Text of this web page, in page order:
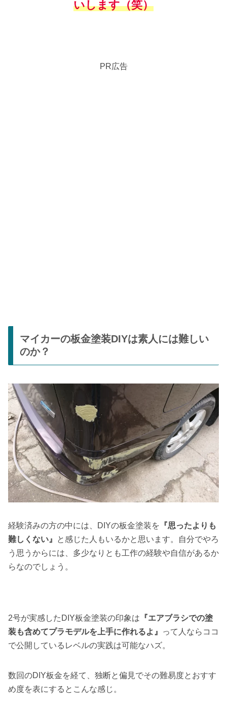
いします（笑）
PR広告
マイカーの板金塗装DIYは素人には難しい
のか？
経験済みの方の中には、DIYの板金塗装を 『思ったよりも
難しくない』
と感じた人もいるかと思います。自分でやろ
う思うからには、多少なりとも工作の経験や自信があるか
らなのでしょう。
2号が実感したDIY板金塗装の印象は 『エアブラシでの塗
装も含めてプラモデルを上手に作れるよ』
って人ならココ
で公開しているレベルの実践は可能なハズ。
数回のDIY板金を経て、独断と偏見でその難易度とおすす
め度を表にするとこんな感じ。